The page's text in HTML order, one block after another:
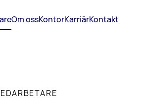
Om ossKontorKarriärKontakt